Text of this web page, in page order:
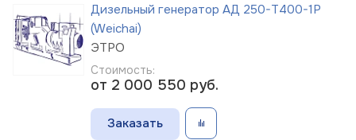
Дизельный генератор АД 250-Т400-1Р
(Weichai)
ЭТРО
Стоимость:
от 2 000 550 руб.
Заказать